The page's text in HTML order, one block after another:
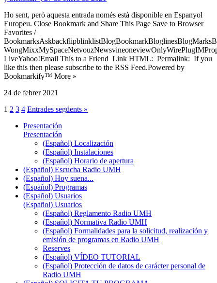
Ho sent, però aquesta entrada només està disponible en Espanyol
Europeu. Close Bookmark and Share This Page Save to Browser
Favorites /
LiveYahoo!Email This to a Friend Link HTML: Permalink: If you
like this then please subscribe to the RSS Feed.Powered by
Bookmarkify™ More »
24 de febrer 2021
1 2 3 4 Entrades següents »
Presentación
Presentación
(Español) Localización
(Español) Instalaciones
(Español) Horario de apertura
(Español) Escucha Radio UMH
(Español) Hoy suena...
(Español) Programas
(Español) Usuarios
(Español) Usuarios
(Español) Reglamento Radio UMH
(Español) Normativa Radio UMH
(Español) Formalidades para la solicitud, realización y
emisión de programas en Radio UMH
Reserves
(Español) VÍDEO TUTORIAL
(Español) Protección de datos de carácter personal de
Radio UMH